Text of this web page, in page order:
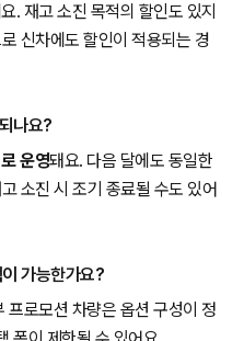
. 재고 소진 목적의 할인도 있지
신차에도 할인이 적용되는 경
나요?
운영돼요. 다음 달에도 동일한
소진 시 조기 종료될 수도 있어
가능한가요?
프로모션 차량은 옵션 구성이 정